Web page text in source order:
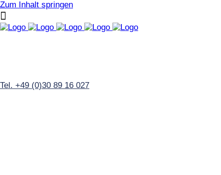
Zum Inhalt springen
Tel. +49 (0)30 89 16 027